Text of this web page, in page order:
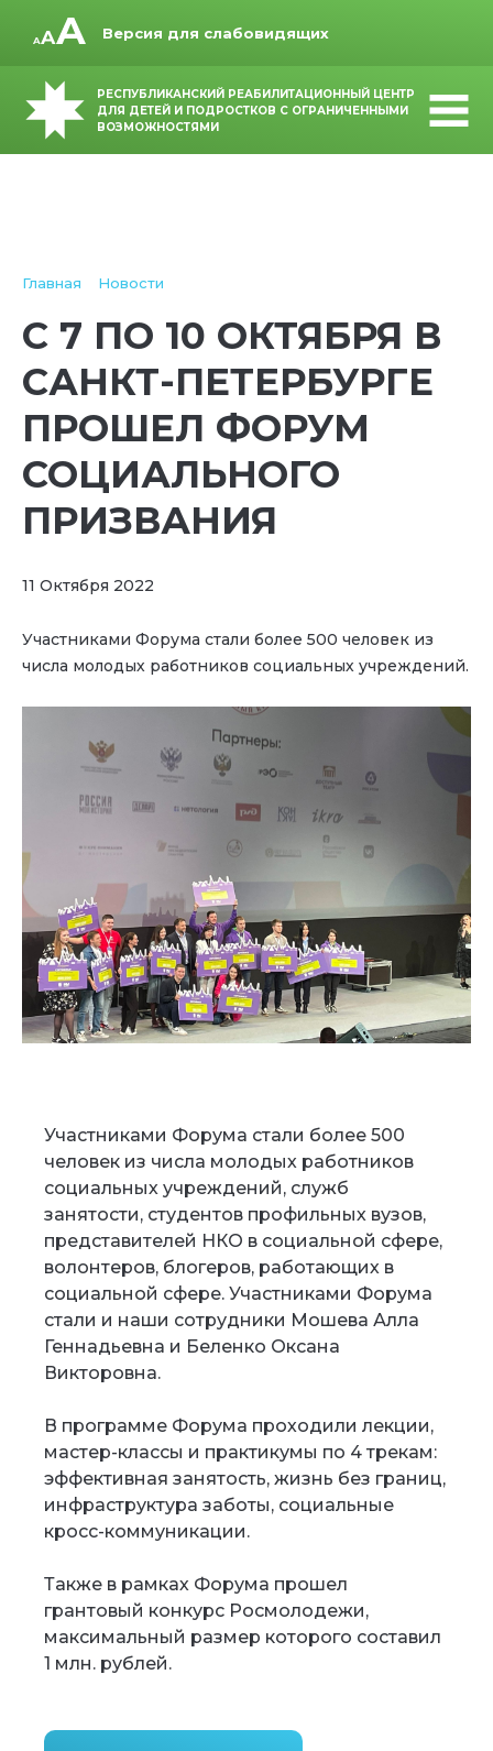
Версия для слабовидящих
РЕСПУБЛИКАНСКИЙ РЕАБИЛИТАЦИОННЫЙ ЦЕНТР
ДЛЯ ДЕТЕЙ И ПОДРОСТКОВ С ОГРАНИЧЕННЫМИ
ВОЗМОЖНОСТЯМИ
Главная Новости
С 7 ПО 10 ОКТЯБРЯ В
САНКТ-ПЕТЕРБУРГЕ
ПРОШЕЛ ФОРУМ
СОЦИАЛЬНОГО
ПРИЗВАНИЯ
11 Октября 2022
Участниками Форума стали более 500 человек из
числа молодых работников социальных учреждений.
Участниками Форума стали более 500
человек из числа молодых работников
социальных учреждений, служб
занятости, студентов профильных вузов,
представителей НКО в социальной сфере,
волонтеров, блогеров, работающих в
социальной сфере. Участниками Форума
стали и наши сотрудники Мошева Алла
Геннадьевна и Беленко Оксана
Викторовна.
В программе Форума проходили лекции,
мастер-классы и практикумы по 4 трекам:
эффективная занятость, жизнь без границ,
инфраструктура заботы, социальные
кросс-коммуникации.
Также в рамках Форума прошел
грантовый конкурс Росмолодежи,
максимальный размер которого составил
1 млн. рублей.